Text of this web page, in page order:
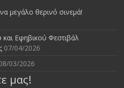
μεγάλο θερινό σινεμά!
και Εφηβικού Φεστιβάλ
07/04/2026
03/2026
μας!